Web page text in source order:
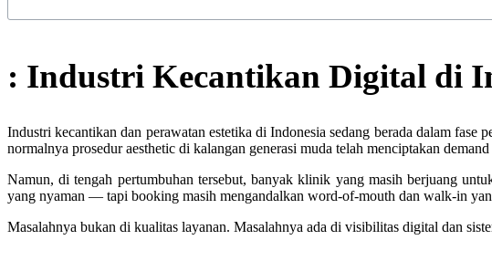
: Industri Kecantikan Digital di
Industri kecantikan dan perawatan estetika di Indonesia sedang berada dalam
normalnya prosedur aesthetic di kalangan generasi muda telah menciptakan
Namun, di tengah pertumbuhan tersebut, banyak klinik yang masih berjuang
yang nyaman — tapi booking masih mengandalkan word-of-mouth dan walk-in
Masalahnya bukan di kualitas layanan. Masalahnya ada di visibilitas digital dan